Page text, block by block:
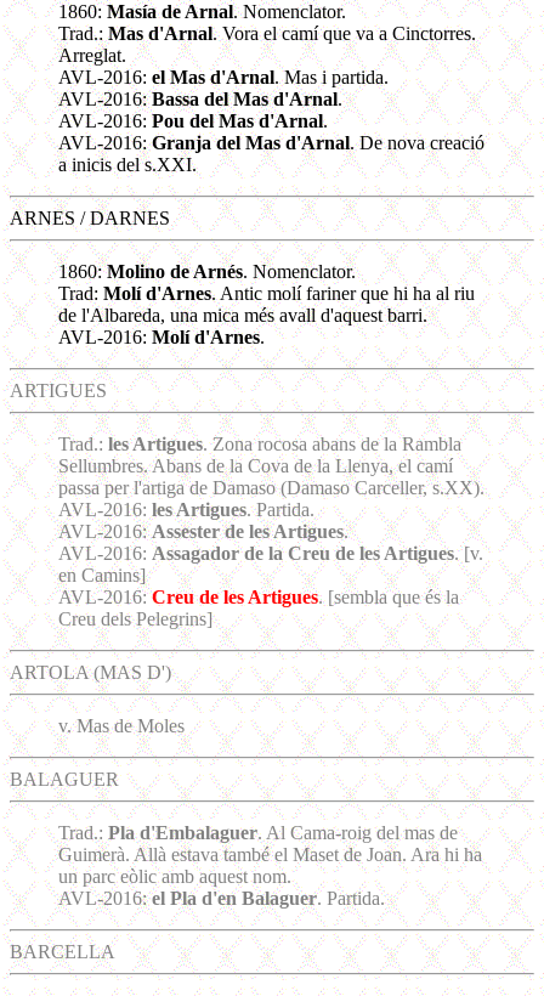
1860:Masía de Arnal. Nomenclator.
Trad.:Mas d'Arnal. Vora el camí que va a Cinctorres.
Arreglat.
AVL-2016: el Mas d'Arnal. Mas i partida.
AVL-2016:Bassa del Mas d'Arnal.
AVL-2016:Pou del Mas d'Arnal.
AVL-2016:Granja del Mas d'Arnal. De nova creació
a inicis del s.XXI.
ARNES / DARNES
1860:Molino de Arnés. Nomenclator.
Trad: Molí d'Arnes. Antic molí fariner que hi ha al riu
de l'Albareda, una mica més avall d'aquest barri.
AVL-2016:Molí d'Arnes.
ARTIGUES
Trad.: les Artigues. Zona rocosa abans de la Rambla
Sellumbres. Abans de la Cova de la Llenya, el camí
passa per l'artiga de Damaso (Damaso Carceller, s.XX).
AVL-2016: les Artigues. Partida.
AVL-2016:Assester de les Artigues.
AVL-2016: Assagador de la Creu de les Artigues. [v.
en Camins]
AVL-2016:Creu de les Artigues. [sembla que és la
Creu dels Pelegrins]
ARTOLA (MAS D')
v. Mas de Moles
BALAGUER
Trad.: Pla d'Embalaguer. Al Cama-roig del mas de
Guimerà. Allà estava també el Maset de Joan. Ara hi ha
un parc eòlic amb aquest nom.
AVL-2016:el Pla d'en Balaguer. Partida.
BARCELLA